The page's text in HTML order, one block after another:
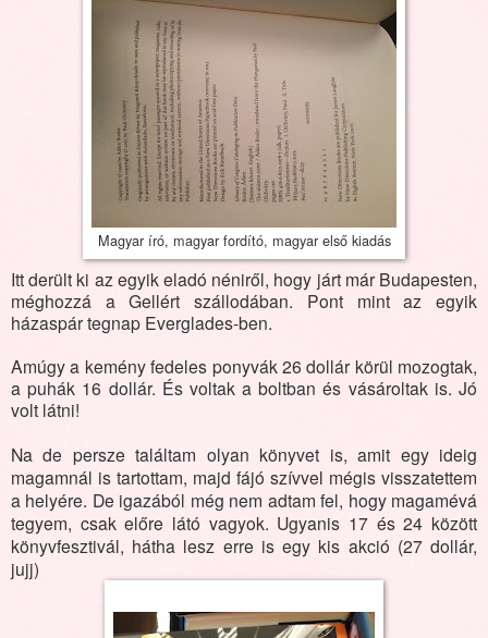
Magyar író, magyar fordító, magyar első kiadás
Itt derült ki az egyik eladó néniről, hogy járt már Budapesten,
méghozzá a Gellért szállodában. Pont mint az egyik
házaspár tegnap Everglades-ben.
Amúgy a kemény fedeles ponyvák 26 dollár körül mozogtak,
a puhák 16 dollár. És voltak a boltban és vásároltak is. Jó
volt látni!
Na de persze találtam olyan könyvet is, amit egy ideig
magamnál is tartottam, majd fájó szívvel mégis visszatettem
a helyére. De igazából még nem adtam fel, hogy magamévá
tegyem, csak előre látó vagyok. Ugyanis 17 és 24 között
könyvfesztivál, hátha lesz erre is egy kis akció (27 dollár,
jujj)